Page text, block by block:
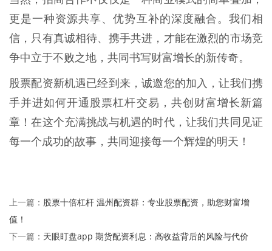
更是一种资源共享、优势互补的深度融合。我们相
信，只有真诚相待、携手共进，才能在激烈的市场竞
争中立于不败之地，共同书写财富增长的新传奇。
股票配资新机遇已经到来，诚邀您的加入，让我们携
手并进如何开通股票杠杆交易，共创财富增长新篇
章！在这个充满挑战与机遇的时代，让我们共同见证
每一个成功的故事，共同迎接每一个辉煌的明天！
上一篇： 股票十倍杠杆 温州配资群：专业股票配资，助您财富增
值！
下一篇： 天眼盯盘app 期货配资利息：高收益背后的风险与代价